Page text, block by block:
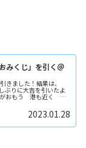
みくじ」を引く＠
きました！結果は、
ぶりに大吉を引いたよ
がおもう 港も近く な
2023.01.28